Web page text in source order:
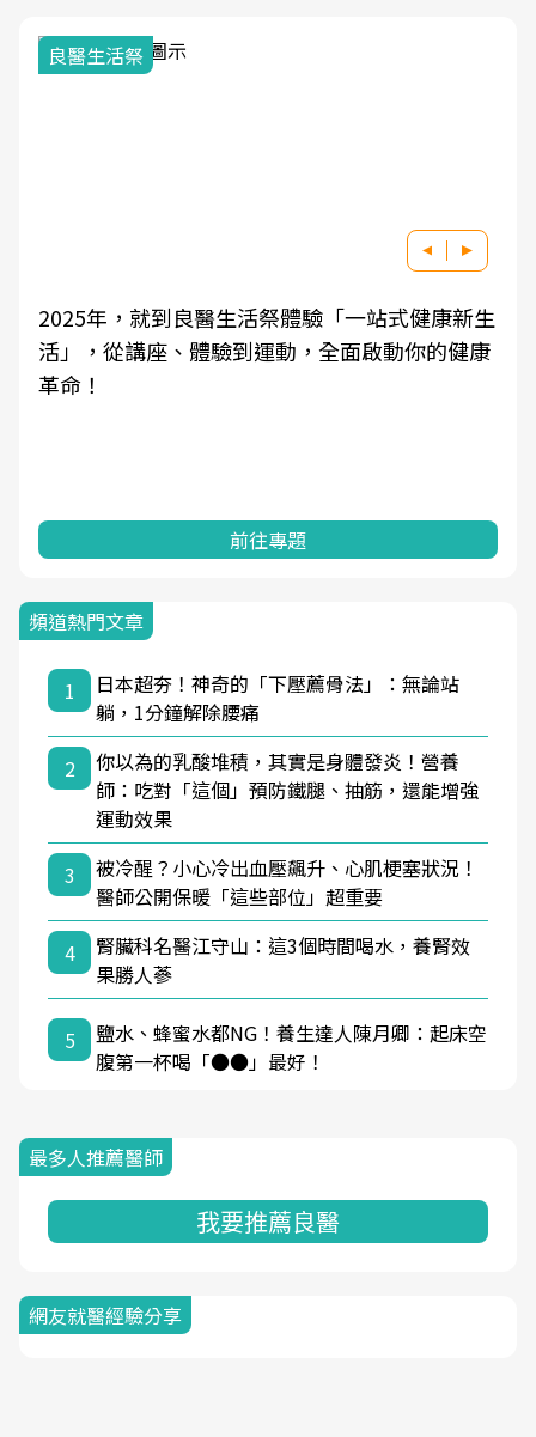
良醫生活祭
2025年，就到良醫生活祭體驗「一站式健康新生
活」，從講座、體驗到運動，全面啟動你的健康
革命！
前往專題
頻道熱門文章
1
日本超夯！神奇的「下壓薦骨法」：無論站
躺，1分鐘解除腰痛
2
你以為的乳酸堆積，其實是身體發炎！營養
師：吃對「這個」預防鐵腿、抽筋，還能增強
運動效果
3
被冷醒？小心冷出血壓飆升、心肌梗塞狀況！
醫師公開保暖「這些部位」超重要
4
腎臟科名醫江守山：這3個時間喝水，養腎效
果勝人蔘
5
鹽水、蜂蜜水都NG！養生達人陳月卿：起床空
腹第一杯喝「●●」最好！
最多人推薦醫師
我要推薦良醫
網友就醫經驗分享